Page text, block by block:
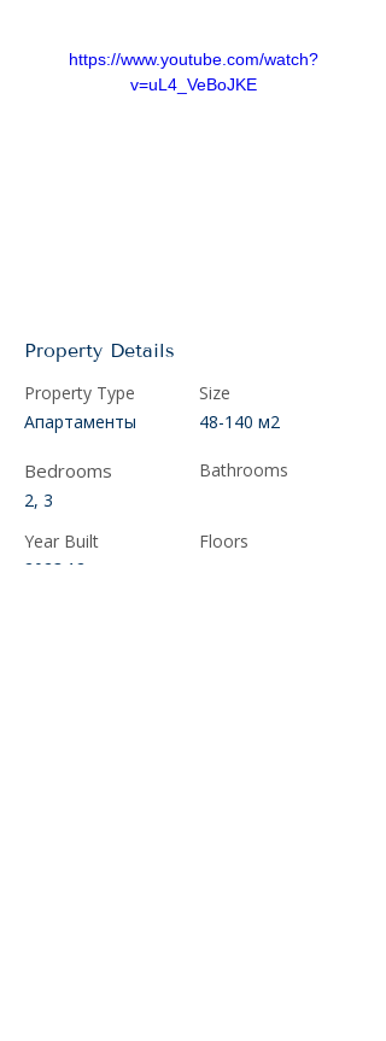
https://www.youtube.com/watch?
v=uL4_VeBoJKE
Property Details
Property Type
Апартаменты
Bedrooms
2, 3
Year Built
2023.12
Size
48-140 м2
Bathrooms
Floors